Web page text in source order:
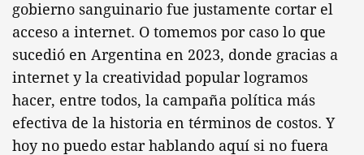
gobierno sanguinario fue justamente cortar el
acceso a internet. O tomemos por caso lo que
sucedió en Argentina en 2023, donde gracias a
internet y la creatividad popular logramos
hacer, entre todos, la campaña política más
efectiva de la historia en términos de costos. Y
hoy no puedo estar hablando aquí si no fuera